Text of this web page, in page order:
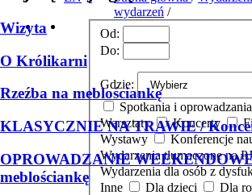
Wizyta
O Królikarni
Rzeźba na meblościankę
KLASYCZNIE NA TRAWIE /
OPROWADZANIE
meblościankę
wydarzeń /
Od:
Do:
Gdzie:
Spotkania i oprowadzania
Warsztaty
Koncerty
Wystawy
Konferencje
Wydarzenia tłumaczone na
Wydarzenia dla osób z
Inne
Dla dzieci Dla